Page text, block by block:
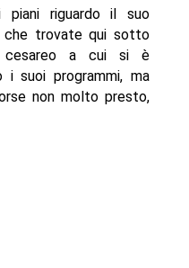
piani riguardo il suo
che trovate qui sotto
a cui si è
suoi programmi, ma
non molto presto,